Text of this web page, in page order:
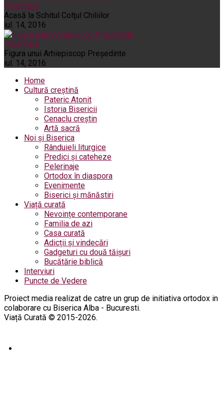
Pelerinaje
Acasă la Schitul Colţul Chiliilor
iul. 14, 2016
Pelerinaje
Figura unui Arhiepiscop Preşedinte
iul. 14, 2016
Home
Cultură creștină
Pateric Atonit
Istoria Bisericii
Cenaclu creștin
Artă sacră
Noi și Biserica
Rânduieli liturgice
Predici și cateheze
Pelerinaje
Ortodox în diaspora
Evenimente
Biserici și mănăstiri
Viață curată
Nevoințe contemporane
Familia de azi
Casa curată
Adicții și vindecări
Gadgeturi cu două tăișuri
Bucătărie biblică
Interviuri
Puncte de Vedere
Proiect media realizat de catre un grup de initiativa ortodox in
colaborare cu Biserica Alba - Bucuresti.
Viață Curată © 2015-2026.